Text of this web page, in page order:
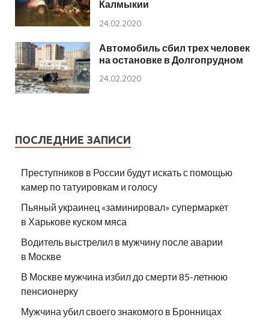
Калмыкии
24.02.2020
Автомобиль сбил трех человек
на остановке в Долгопрудном
24.02.2020
ПОСЛЕДНИЕ ЗАПИСИ
Преступников в России будут искать с помощью
камер по татуировкам и голосу
Пьяный украинец «заминировал» супермаркет
в Харькове куском мяса
Водитель выстрелил в мужчину после аварии
в Москве
В Москве мужчина избил до смерти 85-летнюю
пенсионерку
Мужчина убил своего знакомого в Бронницах